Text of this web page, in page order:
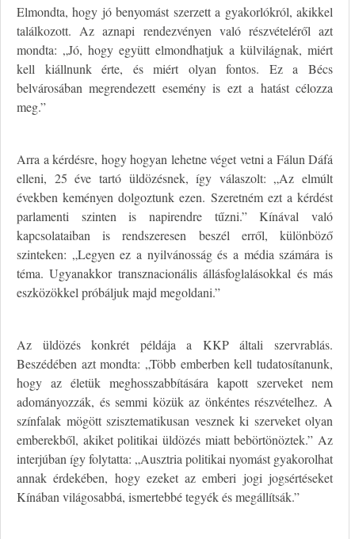
Elmondta, hogy jó benyomást szerzett a gyakorlókról, akikkel
találkozott. Az aznapi rendezvényen való részvételéről azt
mondta: „Jó, hogy együtt elmondhatjuk a külvilágnak, miért
kell kiállnunk érte, és miért olyan fontos. Ez a Bécs
belvárosában megrendezett esemény is ezt a hatást célozza
meg.”
Arra a kérdésre, hogy hogyan lehetne véget vetni a Fálun Dáfá
elleni, 25 éve tartó üldözésnek, így válaszolt: „Az elmúlt
években keményen dolgoztunk ezen. Szeretném ezt a kérdést
parlamenti szinten is napirendre tűzni.” Kínával való
kapcsolataiban is rendszeresen beszél erről, különböző
szinteken: „Legyen ez a nyilvánosság és a média számára is
téma. Ugyanakkor transznacionális állásfoglalásokkal és más
eszközökkel próbáljuk majd megoldani.”
Az üldözés konkrét példája a KKP általi szervrablás.
Beszédében azt mondta: „Több emberben kell tudatosítanunk,
hogy az életük meghosszabbítására kapott szerveket nem
adományozzák, és semmi közük az önkéntes részvételhez. A
színfalak mögött szisztematikusan vesznek ki szerveket olyan
emberekből, akiket politikai üldözés miatt bebörtönöztek.” Az
interjúban így folytatta: „Ausztria politikai nyomást gyakorolhat
annak érdekében, hogy ezeket az emberi jogi jogsértéseket
Kínában világosabbá, ismertebbé tegyék és megállítsák.”